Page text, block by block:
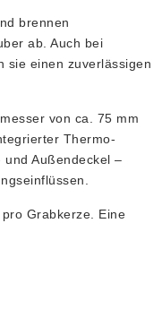
brennen
ab. Auch bei
sie einen zuverlässigen
von ca. 75 mm
Thermo-
Außendeckel –
Grabkerze. Eine